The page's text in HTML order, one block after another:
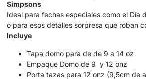
Simpsons
Ideal para fechas especiales como el Día
o para esos detalles sorpresa que roban
Incluye
Tapa domo para de de 9 a 14 oz
Empaque Domo de 9 y 12 onz
Porta tazas para 12 onz (9,5cm de